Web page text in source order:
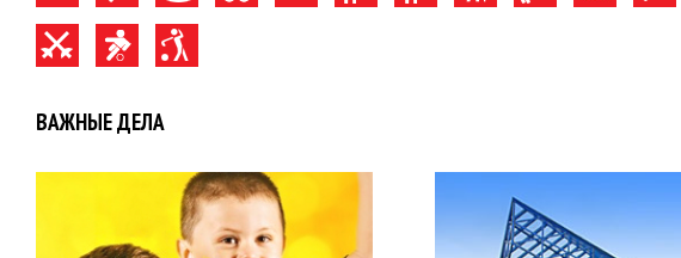
ВАЖНЫЕ ДЕЛА